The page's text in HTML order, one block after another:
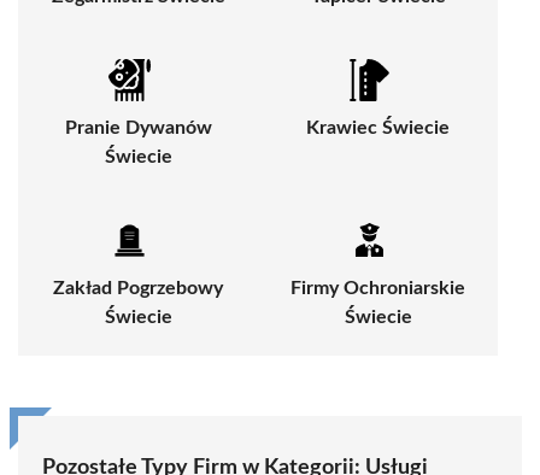
Pranie Dywanów
Świecie
Krawiec Świecie
Zakład Pogrzebowy
Świecie
Firmy Ochroniarskie
Świecie
Pozostałe Typy Firm w Kategorii: Usługi